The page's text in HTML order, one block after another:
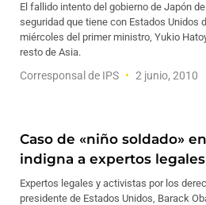
El fallido intento del gobierno de Japón
seguridad que tiene con Estados Unidos
miércoles del primer ministro, Yukio
resto de Asia.
Corresponsal de IPS 2 junio, 2010
Caso de «niño soldado»
indigna a expertos legales
Expertos legales y activistas por los
presidente de Estados Unidos, Barack